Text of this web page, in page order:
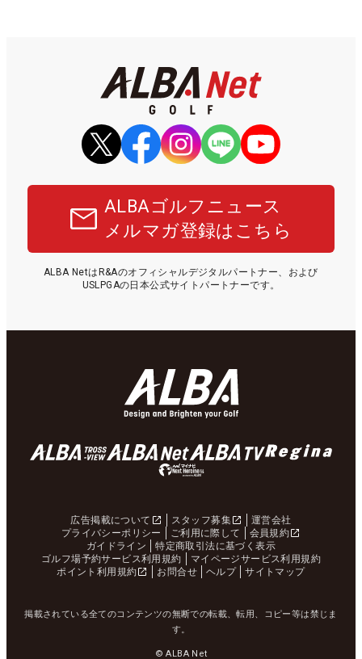
ALBAゴルフニュース
メルマガ登録はこちら
ALBA NetはR&Aのオフィシャルデジタルパートナー、および
USLPGAの日本公式サイトパートナーです。
広告掲載について スタッフ募集
運営会社
プライバシーポリシー
ご利用に際して
会員規約
ガイドライン
特定商取引法に基づく表示
ゴルフ場予約サービス利用規約
マイページサービス利用規約
ポイント利用規約
お問合せ ヘルプ サイトマップ
掲載されている全てのコンテンツの無断での転載、転用、コピー等は禁じま
す。
© ALBA Net